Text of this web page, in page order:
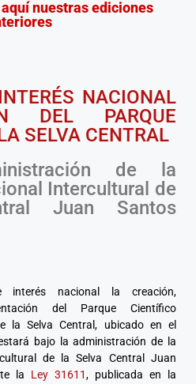
nuestras ediciones
NACIONAL
DEL PARQUE
SELVA CENTRAL
de la
Intercultural de
Juan Santos
interés nacional la creación,
del Parque Científico
la Selva Central, ubicado en el
bajo la administración de la
de la Selva Central Juan
la Ley 31611, publicada en la